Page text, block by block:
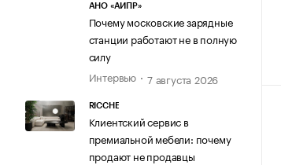
АНО «АИПР»
Почему московские зарядные
станции работают не в полную
силу
Интервью
7 августа 2026
RICCHE
Клиентский сервис в
премиальной мебели: почему
продают не продавцы